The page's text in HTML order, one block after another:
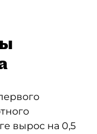
вырос на 0,5